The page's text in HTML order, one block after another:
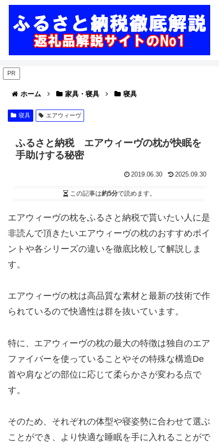
PR
ホーム 家具・寝具 寝具
寝具 エアウィーヴ
ふるさと納税 エアウィーヴの枕が快眠を
手助けする秘密
2019.06.30 2025.09.30
この記事は約5分で読めます。
エアウィーヴの枕をふるさと納税で貰いたい人に是
非読んで頂きたいエアウィーヴの枕のおすすめポイ
ントや各シリーズの違いを徹底比較して解説しま
す。
エアウィーヴの枕は高品質な素材と最新の技術で作
られているので快適性は群を抜いています。
特に、エアウィーヴの枕の最大の特徴は独自のエア
ファイバーを使っていることやその特殊な構造De
首や肩などの部位に応じて柔らかさが変わる点で
す。
そのため、それぞれの体型や寝姿勢に合わせて選ぶ
ことができ、より快適な睡眠を手に入れることがで